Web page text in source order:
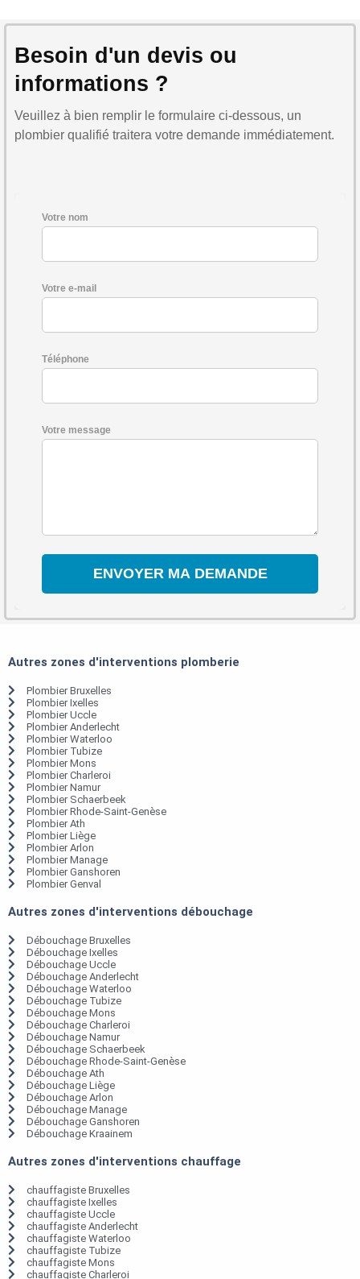
Besoin d'un devis ou
informations ?
Veuillez à bien remplir le formulaire ci-dessous, un
plombier qualifié traitera votre demande immédiatement.
Votre nom
Votre e-mail
Téléphone
Votre message
Autres zones d'interventions plomberie
Plombier Bruxelles
Plombier Ixelles
Plombier Uccle
Plombier Anderlecht
Plombier Waterloo
Plombier Tubize
Plombier Mons
Plombier Charleroi
Plombier Namur
Plombier Schaerbeek
Plombier Rhode-Saint-Genèse
Plombier Ath
Plombier Liège
Plombier Arlon
Plombier Manage
Plombier Ganshoren
Plombier Genval
Autres zones d'interventions débouchage
Débouchage Bruxelles
Débouchage Ixelles
Débouchage Uccle
Débouchage Anderlecht
Débouchage Waterloo
Débouchage Tubize
Débouchage Mons
Débouchage Charleroi
Débouchage Namur
Débouchage Schaerbeek
Débouchage Rhode-Saint-Genèse
Débouchage Ath
Débouchage Liège
Débouchage Arlon
Débouchage Manage
Débouchage Ganshoren
Débouchage Kraainem
Autres zones d'interventions chauffage
chauffagiste Bruxelles
chauffagiste Ixelles
chauffagiste Uccle
chauffagiste Anderlecht
chauffagiste Waterloo
chauffagiste Tubize
chauffagiste Mons
chauffagiste Charleroi